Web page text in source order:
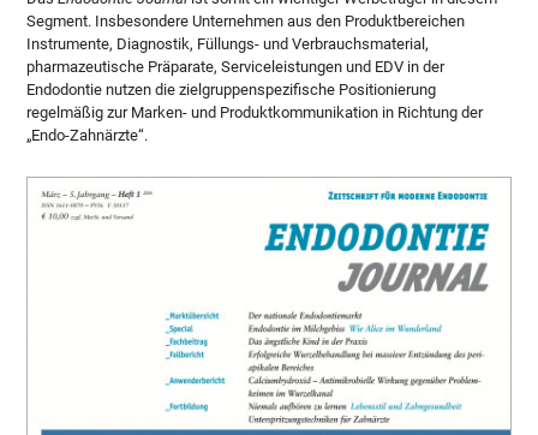
Segment. Insbesondere Unternehmen aus den Produktbereichen
Instrumente, Diagnostik, Füllungs- und Verbrauchsmaterial,
pharmazeutische Präparate, Serviceleistungen und EDV in der
Endodontie nutzen die zielgruppenspezifische Positionierung
regelmäßig zur Marken- und Produktkommunikation in Richtung der
„Endo-Zahnärzte“.